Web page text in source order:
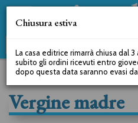
Vergine madre
Chiusura estiva
La casa editrice rimarrà chiusa dal
subito gli ordini ricevuti entro
dopo questa data saranno evasi